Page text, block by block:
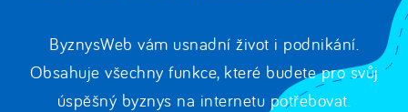
ByznysWeb vám usnadní život i podnikání.
Obsahuje všechny funkce, které budete pro svůj
úspěšný byznys na internetu potřebovat.